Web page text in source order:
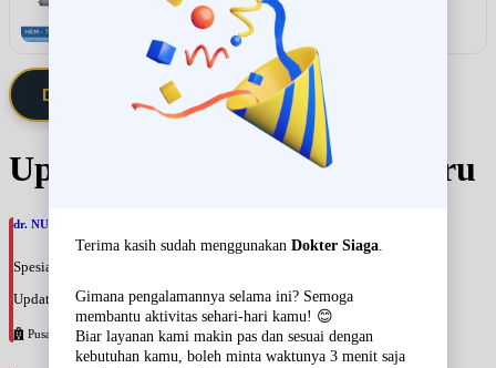
Lihat detail & harga →
Daftarkan Saya via Member VIP
Update Jadwal Dokter terbaru
dr. NURAINI MUTRIKAH, SpOnkRad
Spesialis: Onkologi Radiasi
Update terakhir: 2026-08-09 14:41:47
Pusat Pertamina